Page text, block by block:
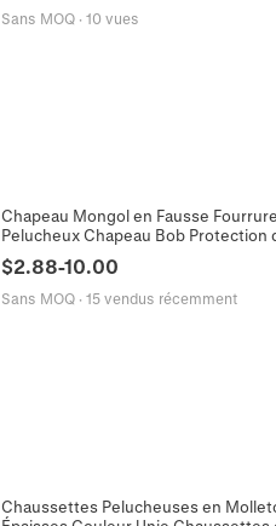
Sans MOQ · 10 vues
Chapeau Mongol en Fausse
Pelucheux Chapeau Bob Protection
$2.88-10.00
Sans MOQ · 15 vendus récemment
Chaussettes Pelucheuses en